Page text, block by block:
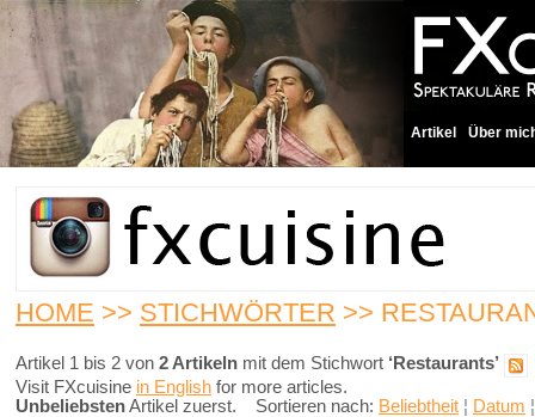
Artikel Über
HOME >> STICHWÖRTER >>
Artikel 1 bis 2 von 2 Artikeln mit dem Stichwort ‘Restaurants’
Visit FXcuisine in English for more articles.
UnbeliebstenArtikel zuerst. Sortieren nach: Beliebtheit ¦ Datum